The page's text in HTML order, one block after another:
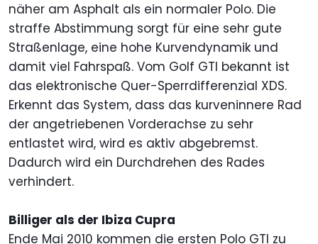
näher am Asphalt als ein normaler Polo. Die
straffe Abstimmung sorgt für eine sehr gute
Straßenlage, eine hohe Kurvendynamik und
damit viel Fahrspaß. Vom Golf GTI bekannt ist
das elektronische Quer-Sperrdifferenzial XDS.
Erkennt das System, dass das kurveninnere Rad
der angetriebenen Vorderachse zu sehr
entlastet wird, wird es aktiv abgebremst.
Dadurch wird ein Durchdrehen des Rades
verhindert.
Billiger als der Ibiza Cupra
Ende Mai 2010 kommen die ersten Polo GTI zu